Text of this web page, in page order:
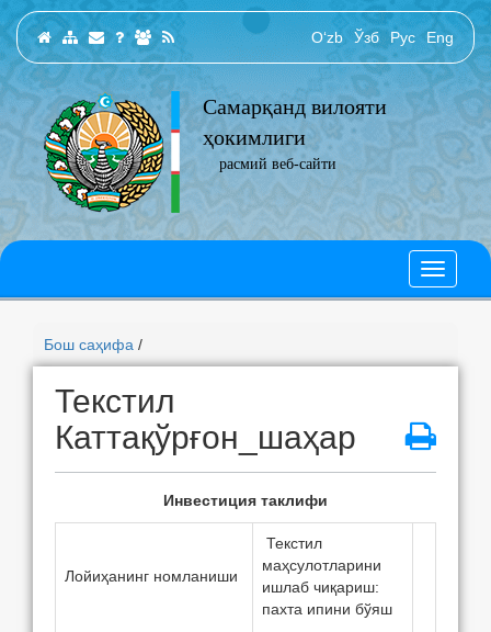
O‘zb Ўзб Рус Eng
Самарқанд вилояти
ҳокимлиги
расмий веб-сайти
Бош саҳифа /
Текстил
Каттақўрғон_шаҳар
Инвeстиция таклифи
Лойиҳанинг номланиши
Текстил
маҳсулотларини
ишлаб чиқариш:
пахта ипини бўяш